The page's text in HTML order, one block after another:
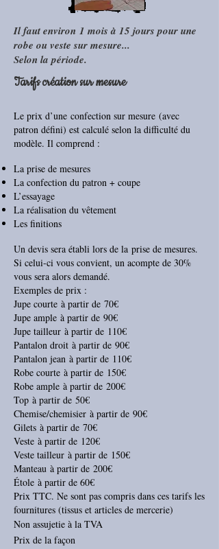
Il faut environ 1 mois à 15 jours pour une
robe ou veste sur mesure...
Selon la période.
Tarifs création sur mesure
Le prix d’une confection sur mesure (avec
patron défini) est calculé selon la difficulté du
modèle. Il comprend :
La prise de mesures
La confection du patron + coupe
L’essayage
La réalisation du vêtement
Les finitions
Un devis sera établi lors de la prise de mesures.
Si celui-ci vous convient, un acompte de 30%
vous sera alors demandé.
Exemples de prix :
Jupe courte à partir de 70€
Jupe ample à partir de 90€
Jupe tailleur à partir de 110€
Pantalon droit à partir de 90€
Pantalon jean à partir de 110€
Robe courte à partir de 150€
Robe ample à partir de 200€
Top à partir de 50€
Chemise/chemisier à partir de 90€
Gilets à partir de 70€
Veste à partir de 120€
Veste tailleur à partir de 150€
Manteau à partir de 200€
Étole à partir de 60€
Prix TTC. Ne sont pas compris dans ces tarifs les
fournitures (tissus et articles de mercerie)
Non assujetie à la TVA
Prix de la façon